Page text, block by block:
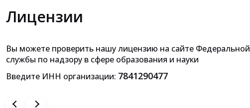
Лицензии
Вы можете проверить нашу лицензию на сайте Федеральной
службы по надзору в сфере образования и науки
Введите ИНН организации: 7841290477
Приложение к лицензии на осуществление
образовательной деятельности